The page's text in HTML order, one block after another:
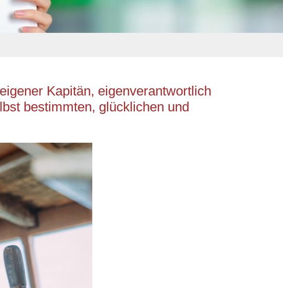
Kapitän, eigenverantwortlich
bestimmten, glücklichen und